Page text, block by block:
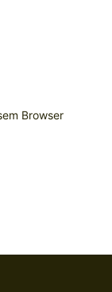
Browser